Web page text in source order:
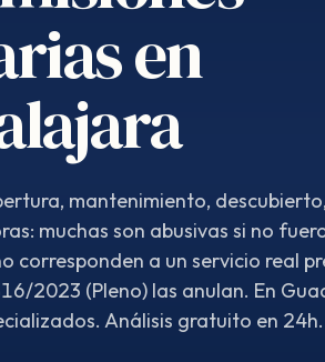
en
mantenimiento,
muchas son abusivas si no
corresponden a un servicio real
2023 (Pleno) las anulan. En
Análisis gratuito en 24h.